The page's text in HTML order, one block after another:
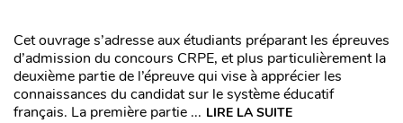
Cet ouvrage s’adresse aux étudiants préparant les épreuves
d’admission du concours CRPE, et plus particulièrement la
deuxième partie de l’épreuve qui vise à apprécier les
connaissances du candidat sur le système éducatif
français. La première partie ... LIRE LA SUITE